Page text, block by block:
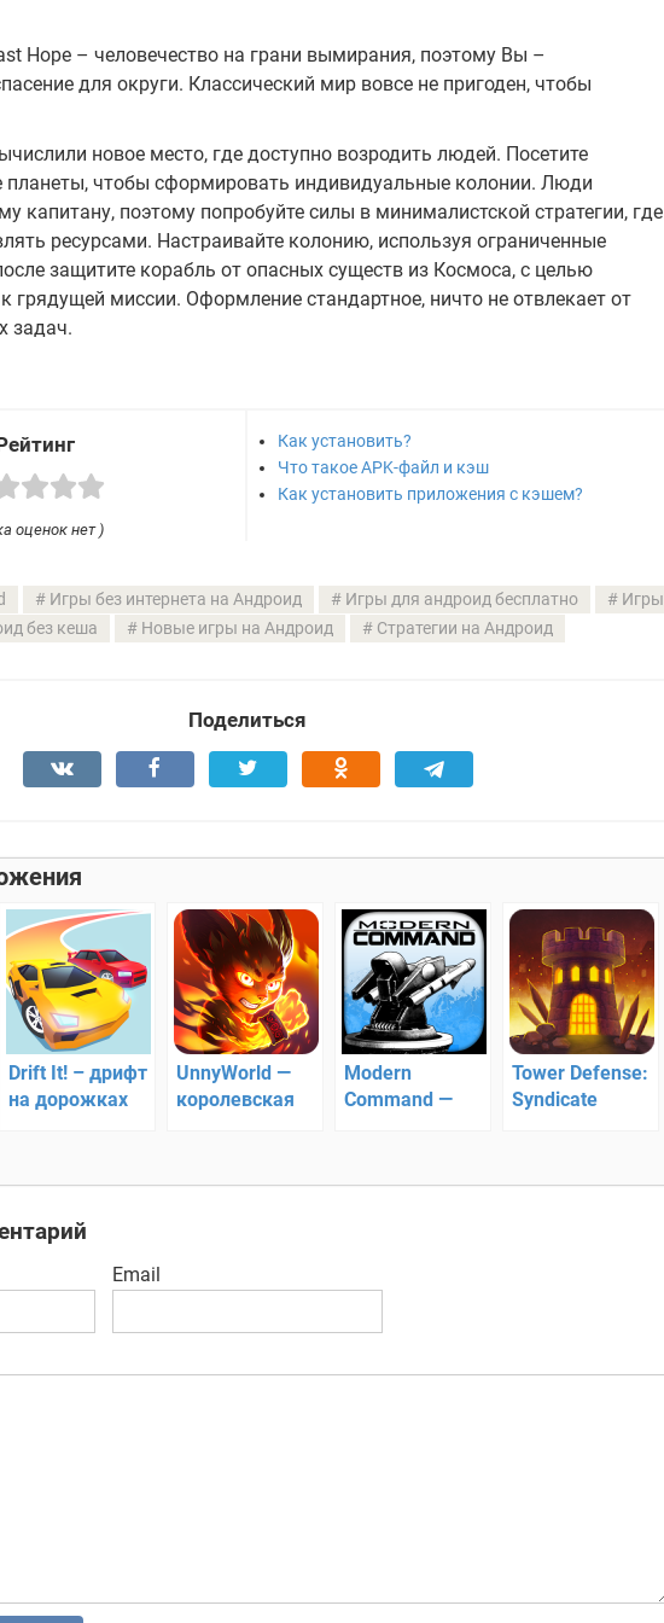
Hope – человечество на грани вымирания, поэтому Вы –
для округи. Классический мир вовсе не пригоден, чтобы
новое место, где доступно возродить людей. Посетите
планеты, чтобы сформировать индивидуальные колонии. Люди
капитану, поэтому попробуйте силы в минималистской стратегии, где
ресурсами. Настраивайте колонию, используя ограниченные
защитите корабль от опасных существ из Космоса, с целью
грядущей миссии. Оформление стандартное, ничто не отвлекает от
задач.
оценок нет )
Как установить?
Что такое APK-файл и кэш
Как установить приложения с кэшем?
Игры без интернета на Андроид Игры для андроид бесплатно
Игры
без кеша
Новые игры на Андроид Стратегии на Андроид
Поделиться
Drift It! – дрифт
на дорожках
UnnyWorld —
королевская
Modern
Command —
Tower Defense:
Syndicate
Email